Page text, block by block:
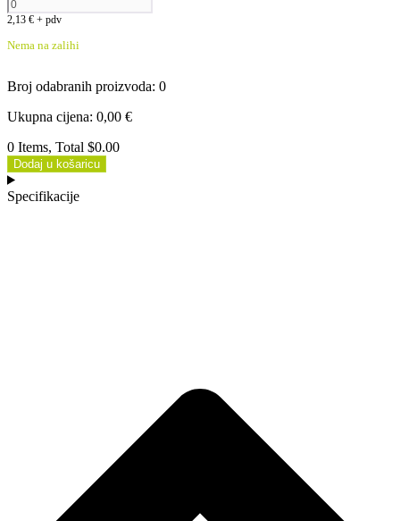
2,13 € + pdv
Nema na zalihi
Broj odabranih proizvoda: 0
Ukupna cijena: 0,00 €
0 Items, Total $0.00
Dodaj u košaricu
Specifikacije